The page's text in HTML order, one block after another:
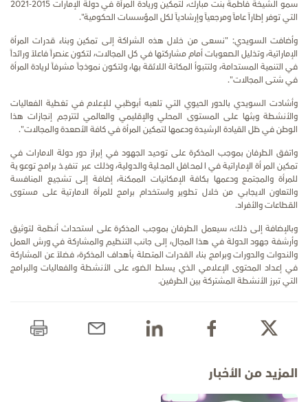
سمو الشيخة فاطمة بنت مبارك، لتمكين وريادة المرأة في دولة الإمارات 2015-2021
التي توفر إطاراً عاماً ومرجعياً وإرشادياً لكل المؤسسات الحكومية".
وأضافت السويدي: "نسعى من خلال هذه الشراكة إلى تمكين وبناء قدرات المرأة
الإماراتية، وتذليل الصعوبات أمام مشاركتها في كل المجالات، لتكون عنصراً فاعلاً ورائداً
في التنمية المستدامة، ولتتبوأ المكانة اللائقة بها، ولتكون نموذجاً مشرفاً لريادة المرأة
في شتى المجالات".
وأشادت السويدي بالدور الحيوي التي تلعبه أبوظبي للإعلام في تغطية الفعاليات
والأنشطة وبثها على المستوى المحلي والإقليمي والعالمي لتترجم إنجازات هذا
الوطن في ظل القيادة الرشيدة ودعمها لتمكين المرأة في كافة الأصعدة والمجالات".
واتفق الطرفان بموجب المذكرة على توحيد الجهود في إبراز دور دولة الامارات في
تمكين المرأة الإماراتية في المحافل المحلية والدولية، وذلك عبر تنفيذ برامج توعوية
للمرأة والمجتمع ودعمها بكافة الإمكانيات الممكنة، إضافة إلى تشجيع المنافسة
والتعاون الايجابي من خلال تطوير واستخدام برامج للمرأة الامارتية على مستوى
القطاعات والأفراد.
وبالإضافة إلى ذلك، سيعمل الطرفان بموجب المذكرة على استحداث أنظمة لتوثيق
وأرشفة جهود الدولة في هذا المجال، إلى جانب التنظيم والمشاركة في ورش العمل
والندوات والدورات وبرامج بناء القدرات المتصلة بأهداف المذكرة، فضلاً عن المشاركة
في إعداد المحتوى الإعلامي الذي يسلط الضوء على الأنشطة والفعاليات والبرامج
التي تبرز الأنشطة المشتركة بين الطرفين.
المزيد من الأخبار